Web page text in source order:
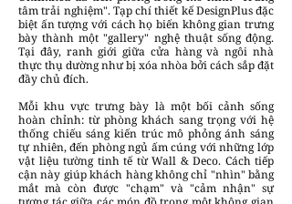
tâm trải nghiệm". Tạp chí thiết kế DesignPlus đặc
biệt ấn tượng với cách họ biến không gian trưng
bày thành một "gallery" nghệ thuật sống động.
Tại đây, ranh giới giữa cửa hàng và ngôi nhà
thực thụ dường như bị xóa nhòa bởi cách sắp đặt
đầy chủ đích.
Mỗi khu vực trưng bày là một bối cảnh sống
hoàn chỉnh: từ phòng khách sang trọng với hệ
thống chiếu sáng kiến trúc mô phỏng ánh sáng
tự nhiên, đến phòng ngủ ấm cúng với những lớp
vật liệu tường tinh tế từ Wall & Deco. Cách tiếp
cận này giúp khách hàng không chỉ "nhìn" bằng
mắt mà còn được "chạm" và "cảm nhận" sự